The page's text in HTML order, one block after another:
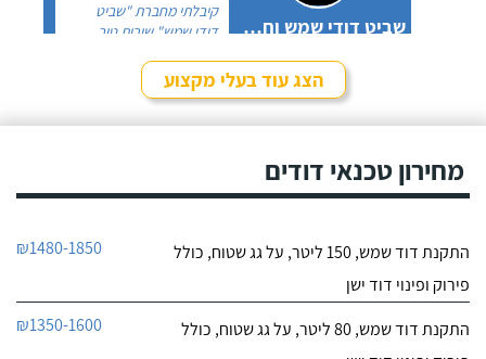
שביט דודי שמש וחשמל בע"מ
קיבלתי מחברת "שביט
דודי שמש" שירות טוב,
אותם לא מזמן, כשהתפוצץ
לי הדוד שמש של הדירה.חייג עכשיו
הצג עוד בעלי מקצוע
מחירון טכנאי דודים
התקנת דוד שמש, 150 ליטר, על גג שטוח, כולל
פירוק ופינוי דוד ישן
₪1480-1850
התקנת דוד שמש, 80 ליטר, על גג שטוח, כולל
₪1350-1600